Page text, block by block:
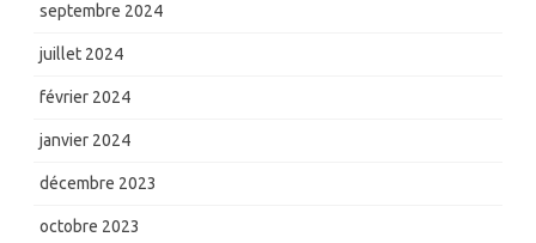
septembre 2024
juillet 2024
février 2024
janvier 2024
décembre 2023
octobre 2023